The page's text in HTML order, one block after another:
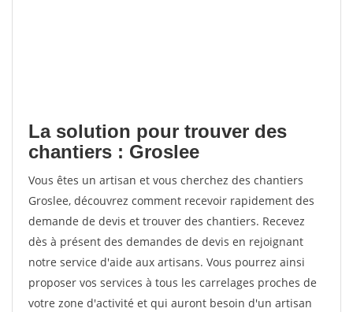
La solution pour trouver des
chantiers : Groslee
Vous êtes un artisan et vous cherchez des chantiers
Groslee, découvrez comment recevoir rapidement des
demande de devis et trouver des chantiers. Recevez
dès à présent des demandes de devis en rejoignant
notre service d'aide aux artisans. Vous pourrez ainsi
proposer vos services à tous les carrelages proches de
votre zone d'activité et qui auront besoin d'un artisan